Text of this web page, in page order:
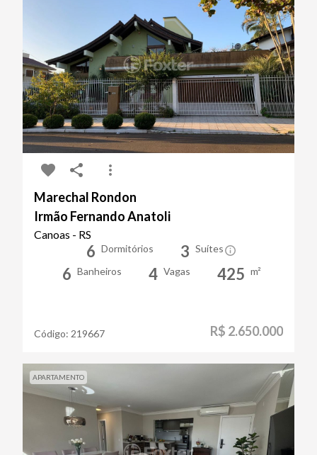
Marechal Rondon
Irmão Fernando Anatoli
Canoas - RS
6 Dormitórios 3 Suítes
6 Banheiros 4 Vagas 425 m²
Código: 219667 R$ 2.650.000
APARTAMENTO